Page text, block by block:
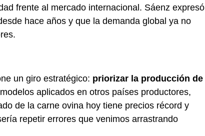
frente al mercado internacional. Sáenz expresó
hace años y que la demanda global ya no
un giro estratégico: priorizar la producción de
aplicados en otros países productores,
de la carne ovina hoy tiene precios récord y
repetir errores que venimos arrastrando